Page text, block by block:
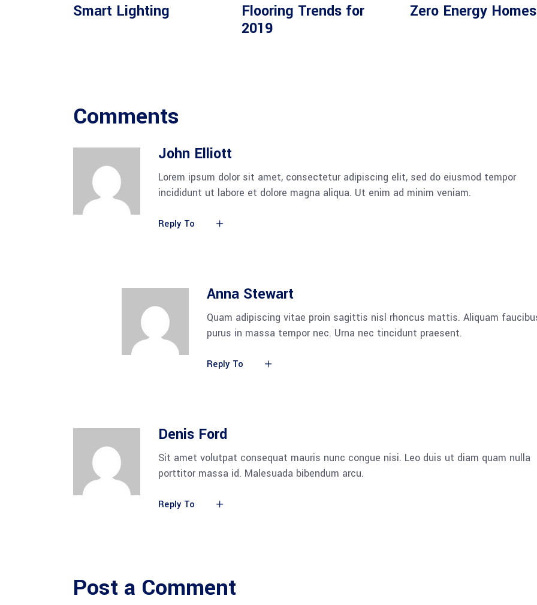
Smart Lighting
Flooring Trends for
2019
Zero Energy Homes
Comments
John Elliott
Lorem ipsum dolor sit amet, consectetur adipiscing elit, sed do eiusmod tempor
incididunt ut labore et dolore magna aliqua. Ut enim ad minim veniam.
Reply To
Anna Stewart
Quam adipiscing vitae proin sagittis nisl rhoncus mattis. Aliquam
purus in massa tempor nec. Urna nec tincidunt praesent.
Reply To
Denis Ford
Sit amet volutpat consequat mauris nunc congue nisi. Leo duis ut diam quam nulla
porttitor massa id. Malesuada bibendum arcu.
Reply To
Post a Comment